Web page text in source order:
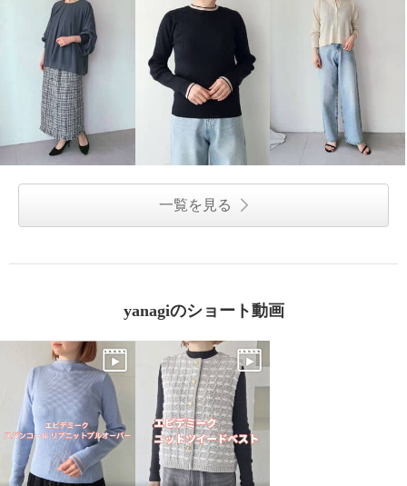
一覧を見る
yanagiのショート動画